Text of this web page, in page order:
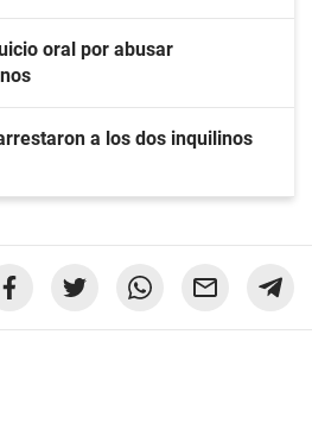
oral por abusar
a los dos inquilinos